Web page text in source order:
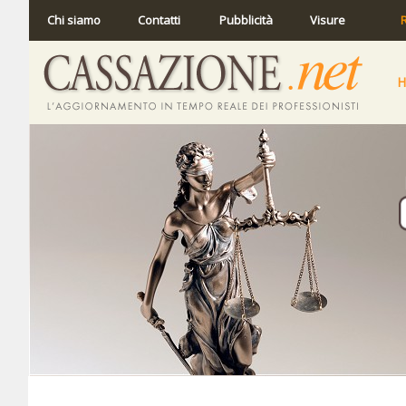
Chi siamo Contatti Pubblicità Visure